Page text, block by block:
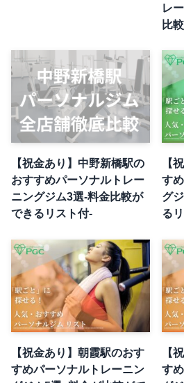
レ
比
【祝金あり】中野新橋駅の
おすすめパーソナルトレー
ニングジム3選-料金比較が
できるリスト付-
【
す
グ
る
【祝金あり】朝霞駅のおす
すめパーソナルトレーニン
【
す